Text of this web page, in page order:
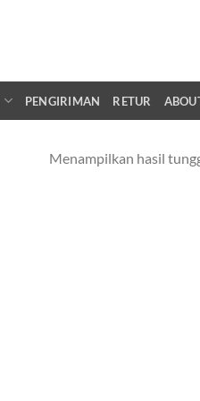
PENGIRIMAN RETUR
Menampilkan hasil